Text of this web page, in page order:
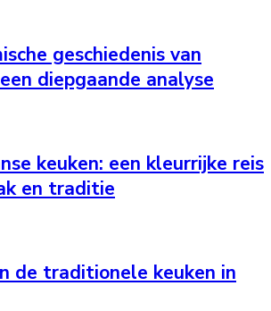
geschiedenis van
diepgaande analyse
keuken: een kleurrijke reis
en traditie
de traditionele keuken in